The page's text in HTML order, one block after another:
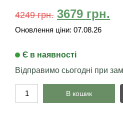
4249грн. 3679 грн.
Оновлення ціни: 07.08.26
Є в наявності
Відправимо сьогодні при
В кошик